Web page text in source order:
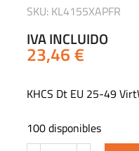
SKU: KL4155XAPFR
IVA INCLUIDO
23,46€
KHCS Dt EU 25-49
100 disponibles